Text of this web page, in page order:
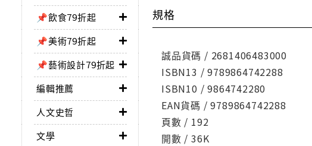
📌飲食79折起
📌美術79折起
📌藝術設計79折起
編輯推薦
人文史哲
文學
規格
誠品貨碼 / 2681406483000
ISBN13 / 9789864742288
ISBN10 / 9864742280
EAN貨碼 / 9789864742288
頁數 / 192
開數 / 36K